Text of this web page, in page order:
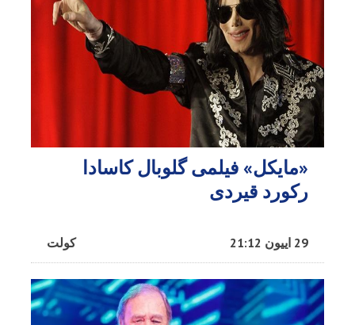
«مایکل» فیلمی گلوبال کاسادا
رکورد قیردی
کولت 29 اییون 21:12